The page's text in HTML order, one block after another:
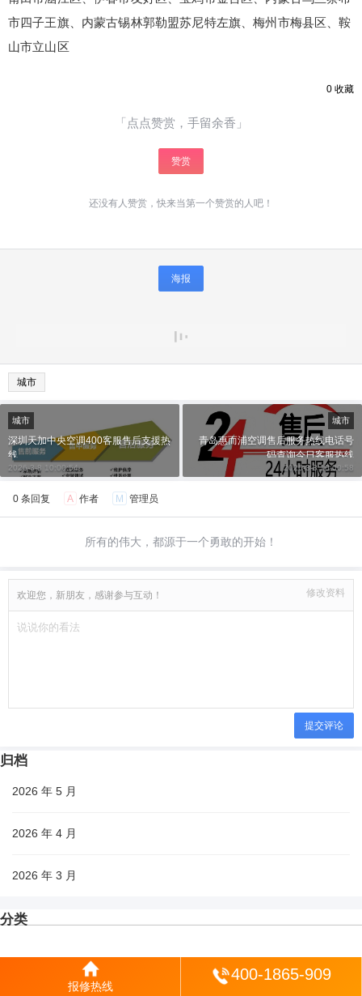
市四子王旗、内蒙古锡林郭勒盟苏尼特左旗、梅州市梅县区、鞍
山市立山区
0 收藏
「点点赞赏，手留余香」
赞赏
还没有人赞赏，快来当第一个赞赏的人吧！
海报
城市
城市
深圳天加中央空调400客服售后支援热
线
2026-3-8 10:00:54
城市
青岛惠而浦空调售后服务热线电话号
码查询今日客服热线
2026-3-8 10:00:58
0 条回复 A 作者 M 管理员
所有的伟大，都源于一个勇敢的开始！
欢迎您，新朋友，感谢参与互动！ 修改资料
提交评论
归档
2026 年 5 月
2026 年 4 月
2026 年 3 月
分类
报修热线
400-1865-909